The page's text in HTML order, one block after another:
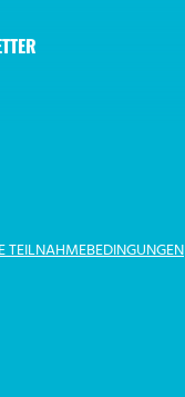
TEILNAHMEBEDINGUNGEN